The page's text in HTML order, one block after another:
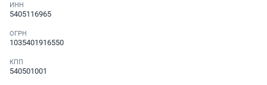
ИНН
5405116965
ОГРН
1035401916550
КПП
540501001